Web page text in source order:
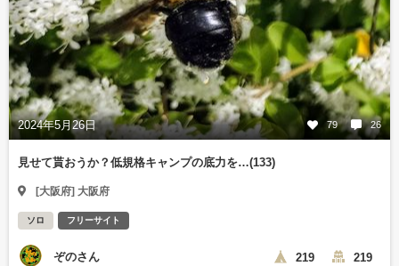
2024年5月26日 79 26
見せて貰おうか？低規格キャンプの底力を…(133)
[大阪府] 大阪府
ソロ フリーサイト
ぞのさん 219 219